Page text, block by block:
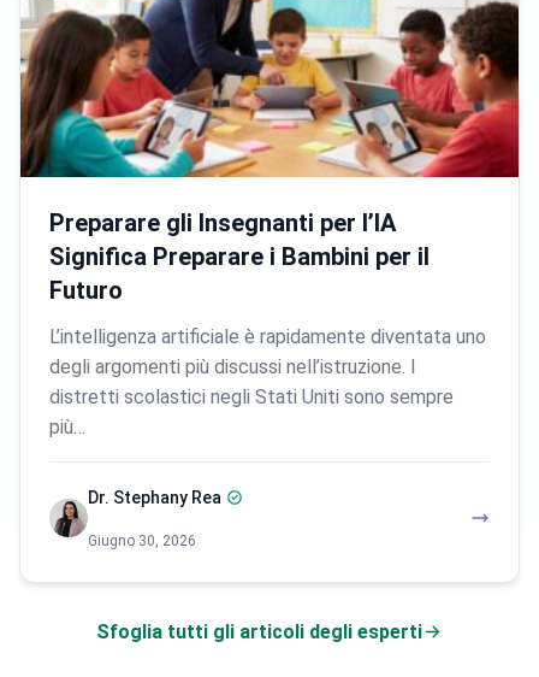
Preparare gli Insegnanti per l’IA
Significa Preparare i Bambini per il
Futuro
L’intelligenza artificiale è rapidamente diventata uno
degli argomenti più discussi nell’istruzione. I
distretti scolastici negli Stati Uniti sono sempre
più…
Dr. Stephany Rea
Giugno 30, 2026
Sfoglia tutti gli articoli degli esperti